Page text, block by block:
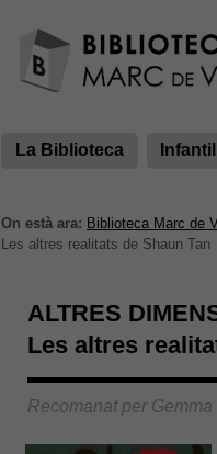
La Biblioteca Infantil
On està ara: Biblioteca Marc de
Les altres realitats de Shaun Tan
ALTRES
Les altres
Recomanat per